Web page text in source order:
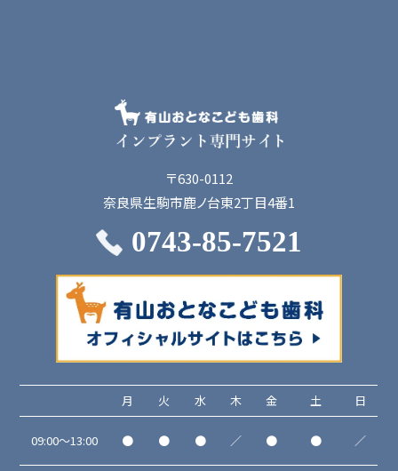
〒630-0112
奈良県生駒市鹿ノ台東2丁目4番1
0743-85-7521
月 火 水 木 金 土 日
09:00～13:00 ● ● ● ／ ● ● ／